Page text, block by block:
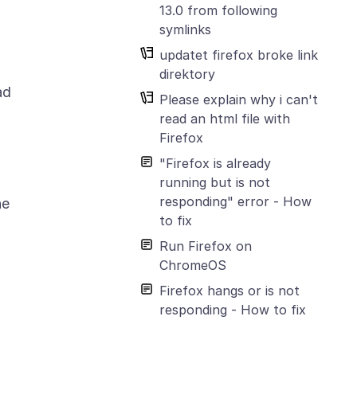
13.0 from following
symlinks
updatet firefox broke link
direktory
Please explain why i can't
read an html file with
Firefox
"Firefox is already
running but is not
responding" error - How
to fix
Run Firefox on
ChromeOS
Firefox hangs or is not
responding - How to fix